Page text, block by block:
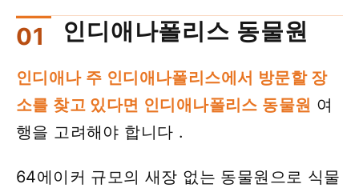
인디애나폴리스 동물원
인디애나 주 인디애나폴리스에서 방문할 장
소를 찾고 있다면 인디애나폴리스 동물원 여
행을 고려해야 합니다 .
64에이커 규모의 새장 없는 동물원으로 식물